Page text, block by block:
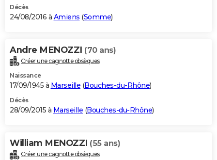
Décès
24/08/2016 à Amiens (Somme)
Andre MENOZZI (70 ans)
Créer une cagnotte obsèques
Naissance
17/09/1945 à Marseille (Bouches-du-Rhône)
Décès
28/09/2015 à Marseille (Bouches-du-Rhône)
William MENOZZI (55 ans)
Créer une cagnotte obsèques